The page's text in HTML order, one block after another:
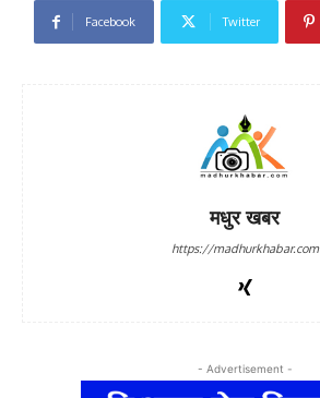
Facebook Twitter
मधुर खबर
https://madhurkhabar.com
- Advertisement -